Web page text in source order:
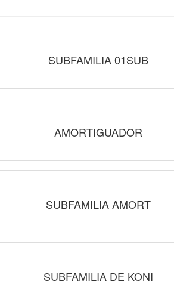
SUBFAMILIA 01SUB
AMORTIGUADOR
SUBFAMILIA AMORT
SUBFAMILIA DE KONI